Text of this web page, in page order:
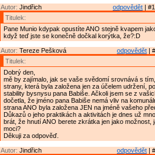
odpovědět |
Autor: Jindřich
Titulek:
Pane Munio kdypak opustíte ANO stejně kvapem
když teď jste se konečně dočkal korýtka, že?:D
odpovědět |
Autor: Tereze Pešková
Titulek:
Dobrý den,
mě by zajímalo, jak se vaše svědomí srovnává s
strany, která byla založena jen za účelem udržení,
stability bysnysu pana Babiše. Ačkoli jsem se z
dočetla, že jméno pana Babiše nemá vliv na
strana ANO byla založena JEN na jméně vašeho
Důkazů o jeho praktikách a aktivitách je dnes už
brát, že hnutí ANO berete zkrátka jen jako možnost,
moci?
Děkuji za odpověď.
odpovědět |
Autor: Jindřich